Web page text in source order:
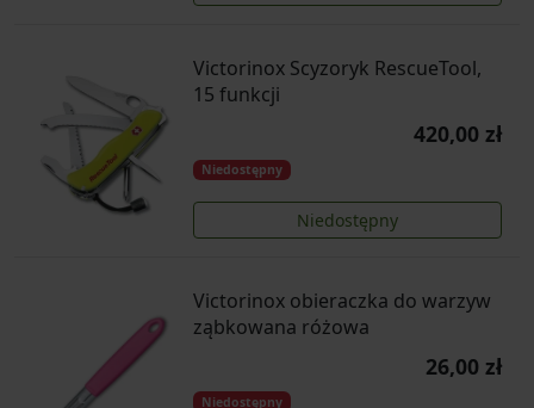
Victorinox Scyzoryk RescueTool,
15 funkcji
420,00 zł
Niedostępny
Niedostępny
Victorinox obieraczka do warzyw
ząbkowana różowa
26,00 zł
Niedostępny